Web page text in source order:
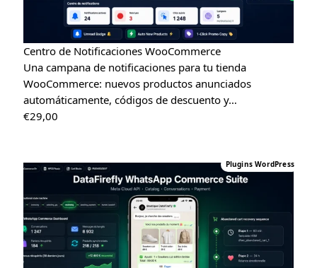
Centro de Notificaciones WooCommerce
Una campana de notificaciones para tu tienda
WooCommerce: nuevos productos anunciados
automáticamente, códigos de descuento y…
€29,00
Plugins WordPress